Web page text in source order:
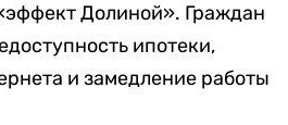
Долиной». Граждан
ипотеки,
и замедление работы